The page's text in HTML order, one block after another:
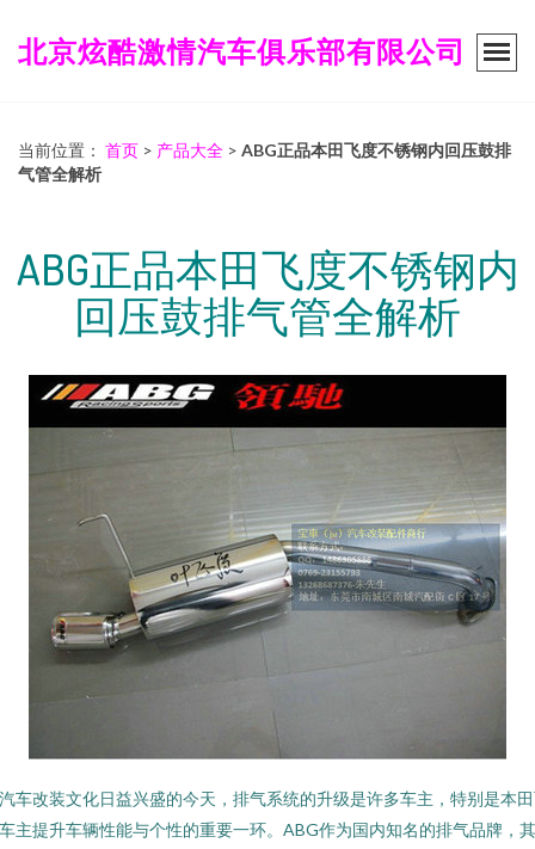
北京炫酷激情汽车俱乐部有限公司
当前位置： 首页 > 产品大全 > ABG正品本田飞度不锈钢内回压鼓排
气管全解析
ABG正品本田飞度不锈钢内
回压鼓排气管全解析
车改装文化日益兴盛的今天，排气系统的升级是许多车主，特别是本
主提升车辆性能与个性的重要一环。ABG作为国内知名的排气品牌，